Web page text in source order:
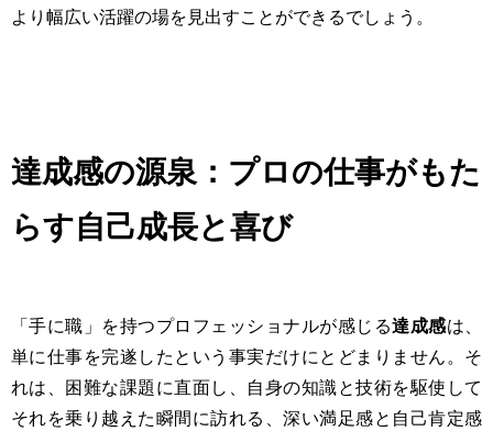
より幅広い活躍の場を見出すことができるでしょう。
達成感の源泉：プロの仕事がもた
らす自己成長と喜び
「手に職」を持つプロフェッショナルが感じる達成感は、
単に仕事を完遂したという事実だけにとどまりません。そ
れは、困難な課題に直面し、自身の知識と技術を駆使して
それを乗り越えた瞬間に訪れる、深い満足感と自己肯定感